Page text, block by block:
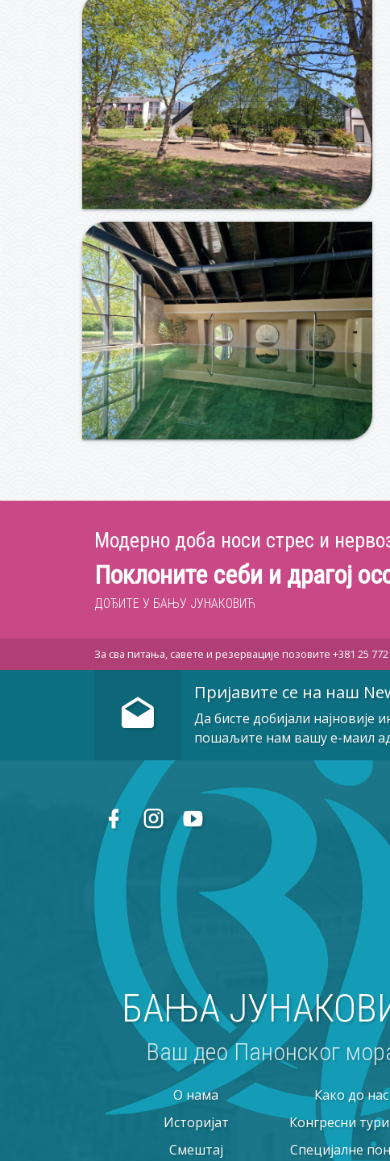
Модерно доба носи стрес и
Поклоните себи и драгој
ДОЂИТЕ У БАЊУ ЈУНАКОВИЋ
За сва питања, савете и резервације позовите +381 25
Пријавите се на наш
Да бисте добијали најновије
пошаљите нам вашу е-маил
БАЊА
Ваш део Панонског
O нама
Како до нас
Историјат
Конгресни
Смештај
Специјалне